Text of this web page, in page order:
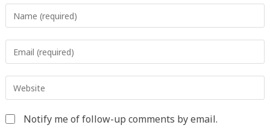
your
username
to
comment
your
address
to
comment
your
URL
Notify me of follow-up comments by email.